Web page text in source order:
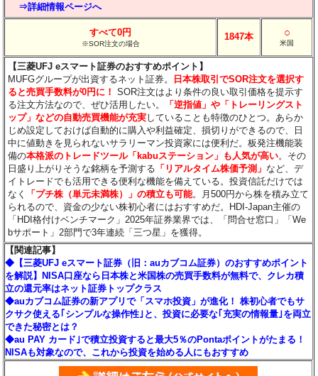
⇒詳細情報ページへ
すべて0円
※SOR注文の場合
1847本 ○
米国
【三菱UFJ eスマート証券のおすすめポイント】
MUFGグループが出資するネット証券。
日本株取引でSOR注文を選択す
ると売買手数料が0円に！ SOR注文はより条件の良い取引価格を提示す
る注文方法なので、ぜひ活用したい。
「逆指値」や「トレーリングスト
ップ」などの自動売買機能が充実していることも特徴のひとつ。あらか
じめ設定しておけば自動的に購入や利益確定、損切りができるので、日
中に値動きを見られないサラリーマン投資家には便利だ。板発注機能装
備の本格派のトレードツール「kabuステーション」も人気が高い。その
日盛り上がりそうな銘柄を予測する 「リアルタイム株価予測」 など、デ
イトレードでも活用できる便利な機能を備えている。投資信託だけでは
なく
「プチ株（単元未満株）」の積立も可能。月500円から株を積み立て
られるので、資金の少ない株初心者にはおすすめだ。HDI-Japan主催の
「HDI格付けベンチマーク」2025年証券業界では、「問合せ窓口」「We
bサポート」2部門で3年連続「三つ星」を獲得。
【関連記事】
◆【三菱UFJ eスマート証券（旧：auカブコム証券）のおすすめポイント
を解説】NISA口座なら日本株と米国株の売買手数料が無料で、クレカ積
立の還元率はネット証券トップクラス
◆auカブコム証券の新アプリで「スマホ投資」が進化！ 株初心者でもサ
クサク使える｢シンプルな操作性｣と、投資に必要な｢充実の情報量｣を両立
できた秘密とは？
◆au PAY カード｣で積立投資すると最大5％のPontaポイントがたまる！
NISAも対象なので、これから投資を始める人にもおすすめ